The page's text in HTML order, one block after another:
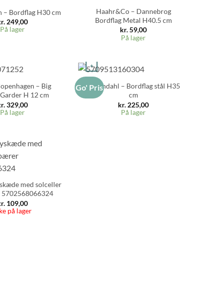
– Bordflag H30 cm
249,00
På lager
Haahr&Co – Dannebrog
Bordflag Metal H40.5 cm
kr.59,00
På lager
– Big
H 12 cm
329,00
På lager
Go' Pris
+
Rosendahl – Bordflag stål H35
cm
kr. 225,00
På lager
med solceller
109,00
på lager